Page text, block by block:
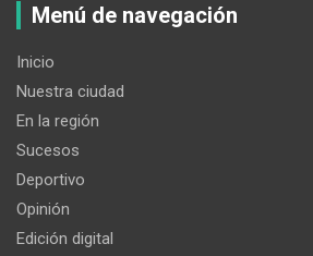
Menú de navegación
Inicio
Nuestra ciudad
En la región
Sucesos
Deportivo
Opinión
Edición digital